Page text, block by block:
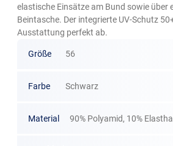
elastische Einsätze am Bund sowie über
Beintasche. Der integrierte UV-Schutz
Ausstattung perfekt ab.
Größe 56
Farbe Schwarz
Material 90% Polyamid, 10%